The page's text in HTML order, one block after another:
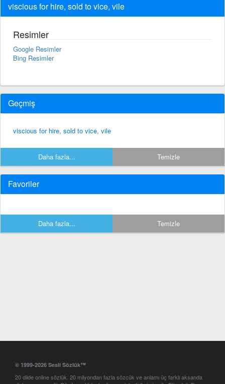
viscious for hire, sold to vice, vile
Resimler
Google Resimler
Bing Resimler
Geçmiş
viscious for hire, sold to vice, vile
Daha fazla... Temizle
Favoriler
Daha fazla... Temizle
© 1999-2026 Sesli Sözlük™
20 dilde online sözlük. 20 milyondan fazla sözcük ve anlamı üç farklı aksanda